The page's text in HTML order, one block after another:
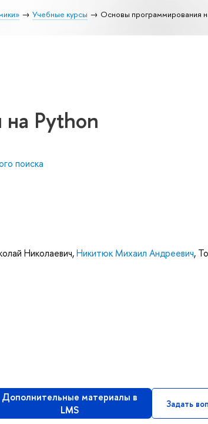
Учебные курсы Основы программирования
Python
поиска
Николаевич,Никитюк Михаил Андреевич,
Дополнительные материалы в
LMS
Задать